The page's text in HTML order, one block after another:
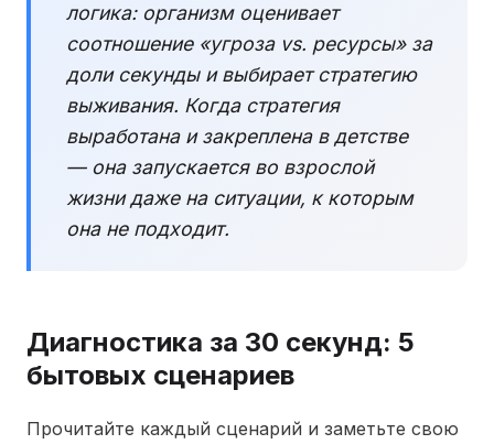
логика: организм оценивает
соотношение «угроза vs. ресурсы» за
доли секунды и выбирает стратегию
выживания. Когда стратегия
выработана и закреплена в детстве
— она запускается во взрослой
жизни даже на ситуации, к которым
она не подходит.
Диагностика за 30 секунд: 5
бытовых сценариев
Прочитайте каждый сценарий и заметьте свою